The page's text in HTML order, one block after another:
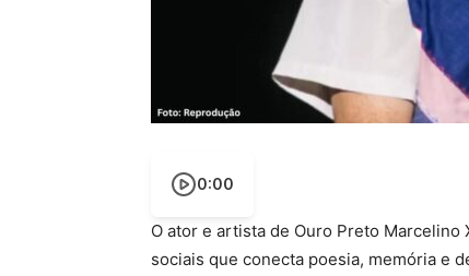
0:00
O ator e artista de Ouro Preto
sociais que conecta poesia, memória e